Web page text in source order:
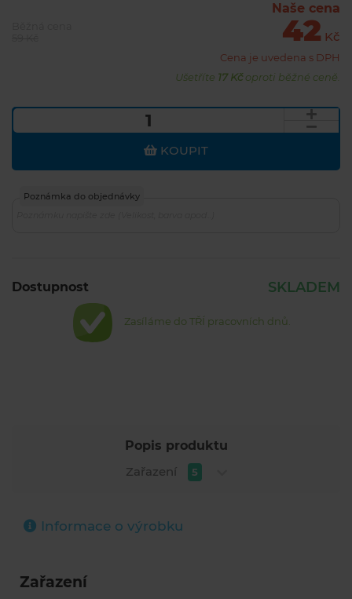
Naše cena
42 Kč
Cena je uvedena s DPH
Ušetříte 17 Kčoproti běžné ceně.
KOUPIT
Poznámka do objednávky
Dostupnost SKLADEM
Zasíláme do TŘÍ pracovních dnů.
Popis produktu
Zařazení
5
Informace o výrobku
Zařazení